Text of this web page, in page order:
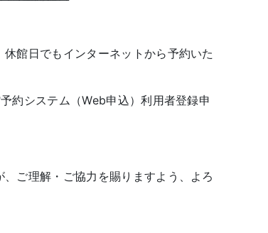
館日でもインターネットから予約いた
約システム（Web申込）利用者登録申
ご理解・ご協力を賜りますよう、よろ